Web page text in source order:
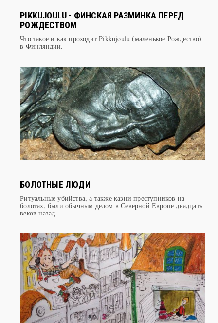
PIKKUJOULU - ФИНСКАЯ РАЗМИНКА ПЕРЕД
РОЖДЕСТВОМ
Что такое и как проходит Pikkujoulu (маленькое Рождество)
БОЛОТНЫЕ ЛЮДИ
Ритуальные убийства, а также казни преступников на
болотах, были обычным делом в Северной Европе двадцать